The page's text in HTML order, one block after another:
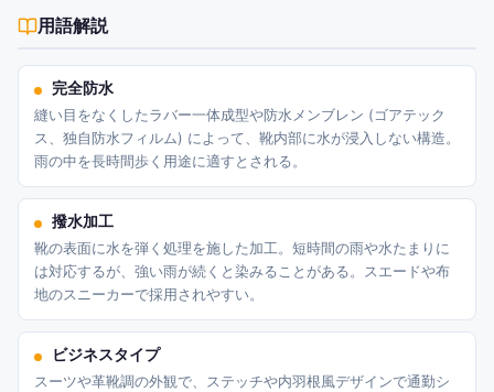
用語解説
完全防水
縫い目をなくしたラバー一体成型や防水メンブレン (ゴアテック
ス、独自防水フィルム) によって、靴内部に水が浸入しない構造。
雨の中を長時間歩く用途に適すとされる。
撥水加工
靴の表面に水を弾く処理を施した加工。短時間の雨や水たまりに
は対応するが、強い雨が続くと染みることがある。スエードや布
地のスニーカーで採用されやすい。
ビジネスタイプ
スーツや革靴調の外観で、ステッチや内羽根風デザインで通勤シ